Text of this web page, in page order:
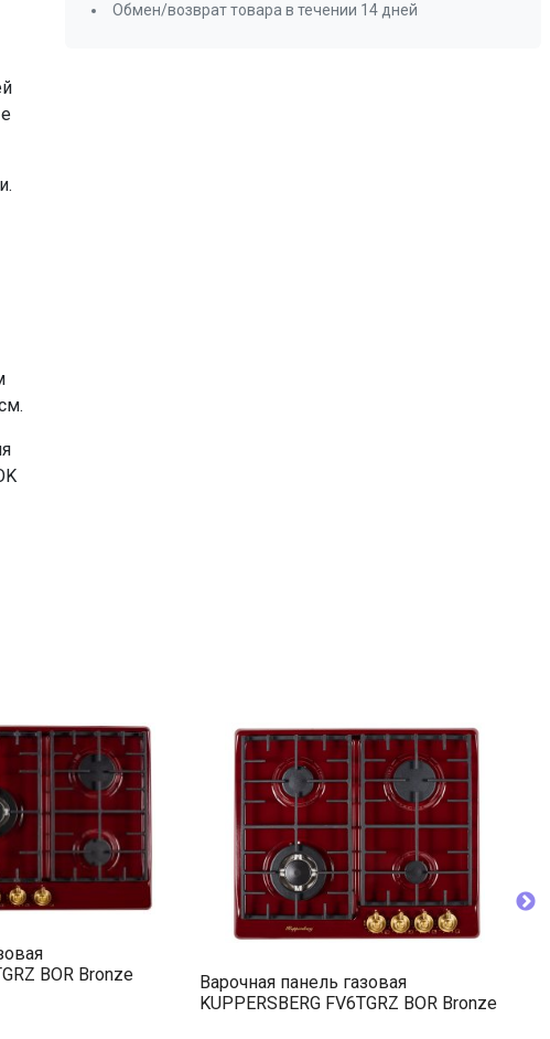
Обмен/возврат товара в течении 14 дней
BOR Bronze
Варочная панель газовая
KUPPERSBERG FV6TGRZ BOR Bronze